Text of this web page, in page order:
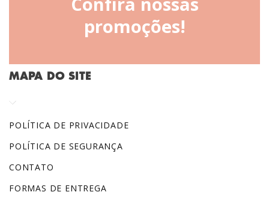
promoções!
MAPA DO SITE
POLÍTICA DE PRIVACIDADE
POLÍTICA DE SEGURANÇA
CONTATO
FORMAS DE ENTREGA